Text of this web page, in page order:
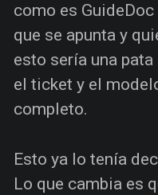
como es
que se apunta y
esto sería una
el ticket y el
completo.
Esto ya lo tenía
Lo que cambia es